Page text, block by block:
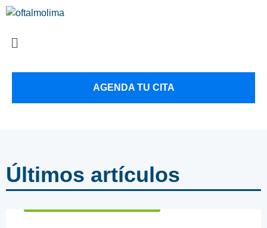
AGENDA TU CITA
Últimos artículos